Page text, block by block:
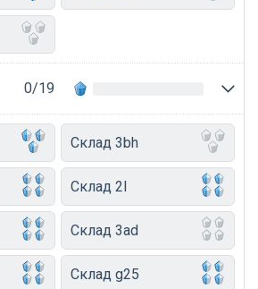
0/19
Склад 3bh
Склад 2l
Склад 3ad
Склад g25